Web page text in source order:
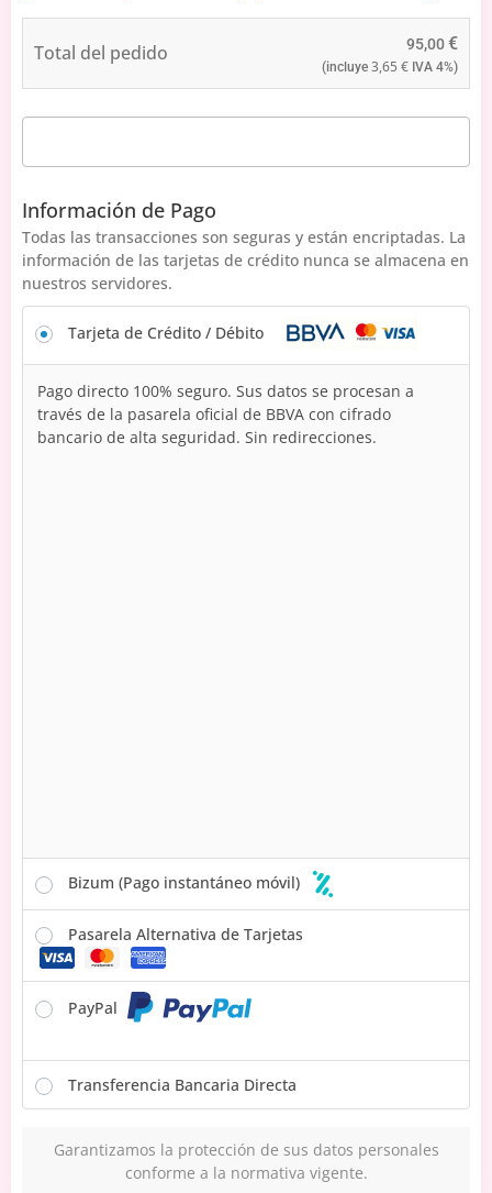
Total del pedido 95,00€
(incluye 3,65 € IVA 4%)
Información de Pago
Todas las transacciones son seguras y están encriptadas. La
información de las tarjetas de crédito nunca se almacena en
nuestros servidores.
Tarjeta de Crédito / Débito
Pago directo 100% seguro. Sus datos se procesan a
través de la pasarela oficial de BBVA con cifrado
bancario de alta seguridad. Sin redirecciones.
Bizum (Pago instantáneo móvil)
Pasarela Alternativa de Tarjetas
PayPal
Transferencia Bancaria Directa
Garantizamos la protección de sus datos personales
conforme a la normativa vigente.